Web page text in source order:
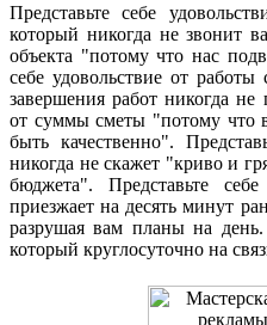
Представьте себе
который никогда не звонит
объекта "потому что нас
себе удовольствие от
завершения работ никогда
от суммы сметы "потому что
быть качественно".
никогда не скажет "криво и
бюджета". Представьте
приезжает на десять минут
разрушая вам планы на день.
который круглосуточно на